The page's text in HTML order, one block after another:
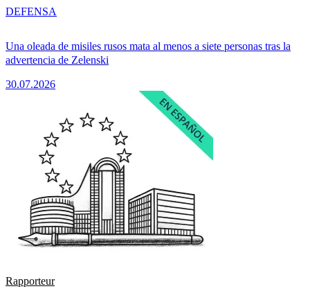
Una oleada de misiles rusos mata al menos a siete personas tras la
advertencia de Zelenski
30.07.2026
DEFENSA
Rapporteur